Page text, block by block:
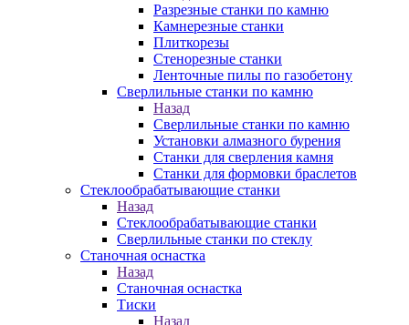
Разрезные станки по камню
Камнерезные станки
Плиткорезы
Стенорезные станки
Ленточные пилы по газобетону
Сверлильные станки по камню
Назад
Сверлильные станки по камню
Установки алмазного бурения
Станки для сверления камня
Станки для формовки браслетов
Стеклообрабатывающие станки
Назад
Стеклообрабатывающие станки
Сверлильные станки по стеклу
Станочная оснастка
Назад
Станочная оснастка
Тиски
Назад